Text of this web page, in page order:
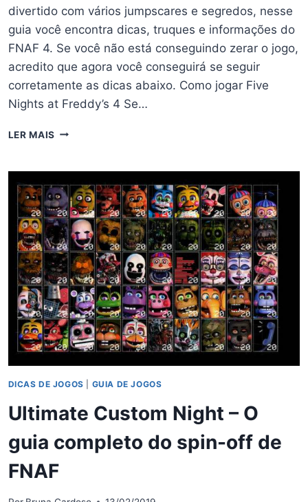
divertido com vários jumpscares e segredos, nesse
guia você encontra dicas, truques e informações do
FNAF 4. Se você não está conseguindo zerar o jogo,
acredito que agora você conseguirá se seguir
corretamente as dicas abaixo. Como jogar Five
Nights at Freddy’s 4 Se…
LER MAIS FIVE
FREDDY’S
4
–
O
GUIA
COMPLETO
DO
FNAF
4
DICAS DE JOGOS GUIA DE JOGOS
Ultimate Custom Night – O
guia completo do spin-off de
FNAF